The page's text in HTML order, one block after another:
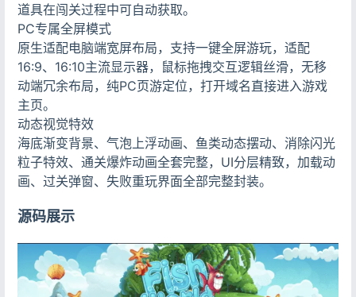
道具在闯关过程中可自动获取。
PC专属全屏模式
原生适配电脑端宽屏布局，支持一键全屏游玩，适配
16:9、16:10主流显示器，鼠标拖拽交互逻辑丝滑，无移
动端冗余布局，纯PC页游定位，打开域名直接进入游戏
主页。
动态视觉特效
海底渐变背景、气泡上浮动画、鱼类动态摆动、消除闪光
粒子特效、通关爆炸动画全套完整，UI分层精致，加载动
画、过关弹窗、失败重玩界面全部完整封装。
源码展示